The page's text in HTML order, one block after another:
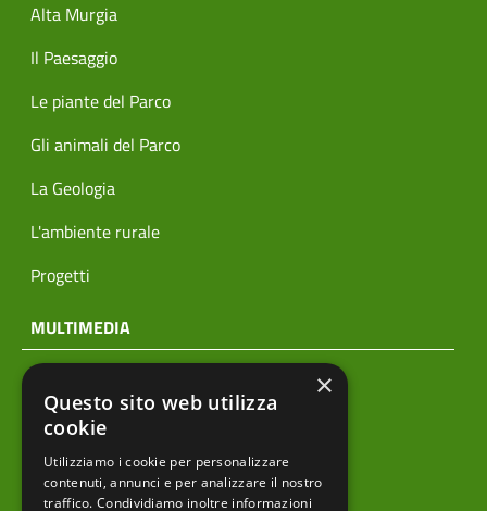
Alta Murgia
Il Paesaggio
Le piante del Parco
Gli animali del Parco
La Geologia
L'ambiente rurale
Progetti
MULTIMEDIA
Archivio news
Prodotti editoriali
×
Questo sito web utilizza
cookie
Utilizziamo i cookie per personalizzare
contenuti, annunci e per analizzare il nostro
traffico. Condividiamo inoltre informazioni